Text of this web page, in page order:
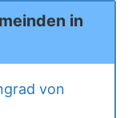
in
von